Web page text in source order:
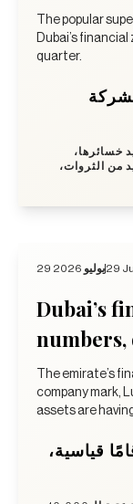
The popular
Dubai’s
quarter.
خسائرها،
من الثروات،
29 يوليو 202629
Dubai’s
numbers,
The emirate’s
company mark,
assets are
قياسية،